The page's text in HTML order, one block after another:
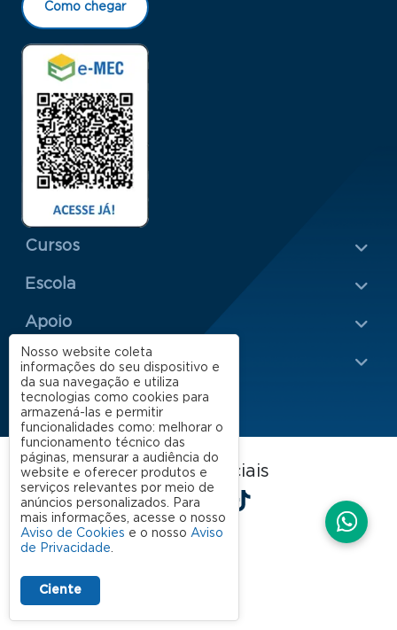
Como chegar
Menu Rodapé 1
Cursos
Escola
Rodapé 2
Apoio
Impacto
FGV EAESP nas redes sociais
LinkedIn
Facebook
Instagram
X YouTube
SpotifyTikTok
Nosso website coleta
informações do seu dispositivo e
da sua navegação e utiliza
tecnologias como cookies para
armazená-las e permitir
funcionalidades como: melhorar o
funcionamento técnico das
páginas, mensurar a audiência do
website e oferecer produtos e
serviços relevantes por meio de
anúncios personalizados. Para
mais informações, acesse o nosso
Aviso de Cookies e o nosso Aviso
de Privacidade.
Ciente